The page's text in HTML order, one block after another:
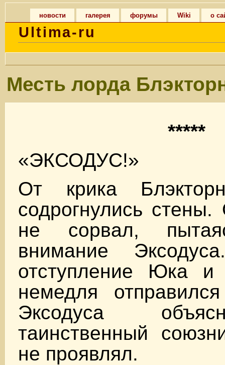
новости галерея форумы Wiki о
Ultima-ru
Месть лорда
*****
«ЭКСОДУС!»
От крика
содрогнулись стены.
не сорвал,
внимание
отступление Юка и
немедля
Эксодуса
таинственный
не проявлял.